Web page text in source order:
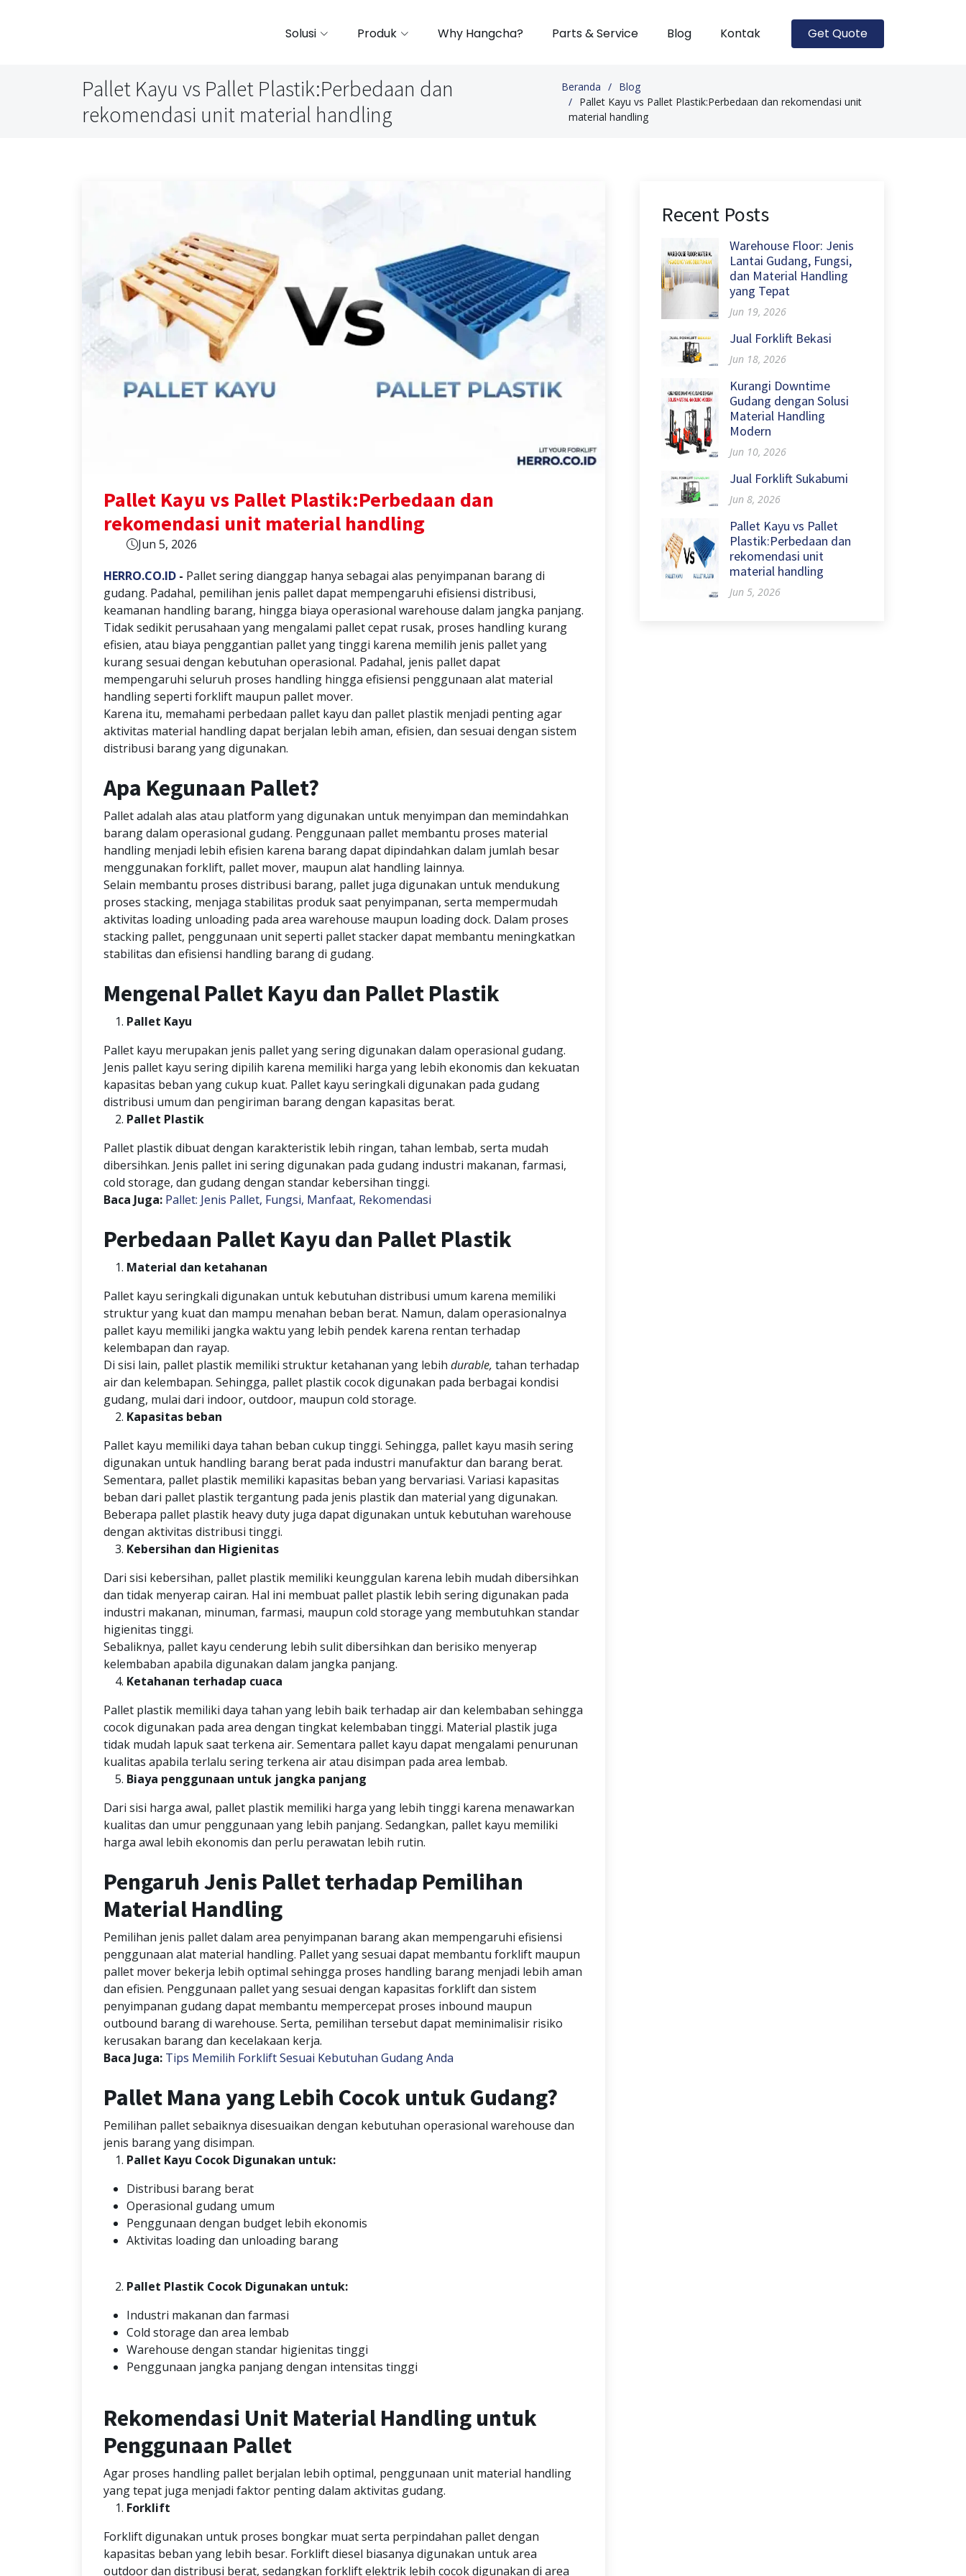
Solusi Produk Why Hangcha? Parts & Service Blog Kontak Get Quote
Pallet Kayu vs Pallet Plastik:Perbedaan dan
rekomendasi unit material handling
Beranda
Blog
Pallet Kayu vs Pallet Plastik:Perbedaan dan rekomendasi unit
material handling
Pallet Kayu vs Pallet Plastik:Perbedaan dan
rekomendasi unit material handling
Jun 5, 2026
HERRO.CO.ID - Pallet sering dianggap hanya sebagai alas penyimpanan barang di
gudang. Padahal, pemilihan jenis pallet dapat mempengaruhi efisiensi distribusi,
keamanan handling barang, hingga biaya operasional warehouse dalam jangka panjang.
Tidak sedikit perusahaan yang mengalami pallet cepat rusak, proses handling kurang
efisien, atau biaya penggantian pallet yang tinggi karena memilih jenis pallet yang
kurang sesuai dengan kebutuhan operasional. Padahal, jenis pallet dapat
mempengaruhi seluruh proses handling hingga efisiensi penggunaan alat material
handling seperti forklift maupun pallet mover.
Karena itu, memahami perbedaan pallet kayu dan pallet plastik menjadi penting agar
aktivitas material handling dapat berjalan lebih aman, efisien, dan sesuai dengan sistem
distribusi barang yang digunakan.
Apa Kegunaan Pallet?
Pallet adalah alas atau platform yang digunakan untuk menyimpan dan memindahkan
barang dalam operasional gudang. Penggunaan pallet membantu proses material
handling menjadi lebih efisien karena barang dapat dipindahkan dalam jumlah besar
menggunakan forklift, pallet mover, maupun alat handling lainnya.
Selain membantu proses distribusi barang, pallet juga digunakan untuk mendukung
proses stacking, menjaga stabilitas produk saat penyimpanan, serta mempermudah
aktivitas loading unloading pada area warehouse maupun loading dock. Dalam proses
stacking pallet, penggunaan unit seperti pallet stacker dapat membantu meningkatkan
stabilitas dan efisiensi handling barang di gudang.
Mengenal Pallet Kayu dan Pallet Plastik
Pallet Kayu
Pallet kayu merupakan jenis pallet yang sering digunakan dalam operasional gudang.
Jenis pallet kayu sering dipilih karena memiliki harga yang lebih ekonomis dan kekuatan
kapasitas beban yang cukup kuat. Pallet kayu seringkali digunakan pada gudang
distribusi umum dan pengiriman barang dengan kapasitas berat.
Pallet Plastik
Pallet plastik dibuat dengan karakteristik lebih ringan, tahan lembab, serta mudah
dibersihkan. Jenis pallet ini sering digunakan pada gudang industri makanan, farmasi,
cold storage, dan gudang dengan standar kebersihan tinggi.
Baca Juga: Pallet: Jenis Pallet, Fungsi, Manfaat, Rekomendasi
Perbedaan Pallet Kayu dan Pallet Plastik
Material dan ketahanan
Pallet kayu seringkali digunakan untuk kebutuhan distribusi umum karena memiliki
struktur yang kuat dan mampu menahan beban berat. Namun, dalam operasionalnya
pallet kayu memiliki jangka waktu yang lebih pendek karena rentan terhadap
kelembapan dan rayap.
Di sisi lain, pallet plastik memiliki struktur ketahanan yang lebih durable, tahan terhadap
air dan kelembapan. Sehingga, pallet plastik cocok digunakan pada berbagai kondisi
gudang, mulai dari indoor, outdoor, maupun cold storage.
Kapasitas beban
Pallet kayu memiliki daya tahan beban cukup tinggi. Sehingga, pallet kayu masih sering
digunakan untuk handling barang berat pada industri manufaktur dan barang berat.
Sementara, pallet plastik memiliki kapasitas beban yang bervariasi. Variasi kapasitas
beban dari pallet plastik tergantung pada jenis plastik dan material yang digunakan.
Beberapa pallet plastik heavy duty juga dapat digunakan untuk kebutuhan warehouse
dengan aktivitas distribusi tinggi.
Kebersihan dan Higienitas
Dari sisi kebersihan, pallet plastik memiliki keunggulan karena lebih mudah dibersihkan
dan tidak menyerap cairan. Hal ini membuat pallet plastik lebih sering digunakan pada
industri makanan, minuman, farmasi, maupun cold storage yang membutuhkan standar
higienitas tinggi.
Sebaliknya, pallet kayu cenderung lebih sulit dibersihkan dan berisiko menyerap
kelembaban apabila digunakan dalam jangka panjang.
Ketahanan terhadap cuaca
Pallet plastik memiliki daya tahan yang lebih baik terhadap air dan kelembaban sehingga
cocok digunakan pada area dengan tingkat kelembaban tinggi. Material plastik juga
tidak mudah lapuk saat terkena air. Sementara pallet kayu dapat mengalami penurunan
kualitas apabila terlalu sering terkena air atau disimpan pada area lembab.
Biaya penggunaan untuk jangka panjang
Dari sisi harga awal, pallet plastik memiliki harga yang lebih tinggi karena menawarkan
kualitas dan umur penggunaan yang lebih panjang. Sedangkan, pallet kayu memiliki
harga awal lebih ekonomis dan perlu perawatan lebih rutin.
Pengaruh Jenis Pallet terhadap Pemilihan
Material Handling
Pemilihan jenis pallet dalam area penyimpanan barang akan mempengaruhi efisiensi
penggunaan alat material handling. Pallet yang sesuai dapat membantu forklift maupun
pallet mover bekerja lebih optimal sehingga proses handling barang menjadi lebih aman
dan efisien. Penggunaan pallet yang sesuai dengan kapasitas forklift dan sistem
penyimpanan gudang dapat membantu mempercepat proses inbound maupun
outbound barang di warehouse. Serta, pemilihan tersebut dapat meminimalisir risiko
kerusakan barang dan kecelakaan kerja.
Baca Juga: Tips Memilih Forklift Sesuai Kebutuhan Gudang Anda
Pallet Mana yang Lebih Cocok untuk Gudang?
Pemilihan pallet sebaiknya disesuaikan dengan kebutuhan operasional warehouse dan
jenis barang yang disimpan.
Pallet Kayu Cocok Digunakan untuk:
Distribusi barang berat
Operasional gudang umum
Penggunaan dengan budget lebih ekonomis
Aktivitas loading dan unloading barang
Pallet Plastik Cocok Digunakan untuk:
Industri makanan dan farmasi
Cold storage dan area lembab
Warehouse dengan standar higienitas tinggi
Penggunaan jangka panjang dengan intensitas tinggi
Rekomendasi Unit Material Handling untuk
Penggunaan Pallet
Agar proses handling pallet berjalan lebih optimal, penggunaan unit material handling
yang tepat juga menjadi faktor penting dalam aktivitas gudang.
Forklift
Forklift digunakan untuk proses bongkar muat serta perpindahan pallet dengan
kapasitas beban yang lebih besar. Forklift diesel biasanya digunakan untuk area
outdoor dan distribusi berat, sedangkan forklift elektrik lebih cocok digunakan di area
Recent Posts
Warehouse Floor: Jenis
Lantai Gudang, Fungsi,
dan Material Handling
yang Tepat
Jun 19, 2026
Jual Forklift Bekasi
Jun 18, 2026
Kurangi Downtime
Gudang dengan Solusi
Material Handling
Modern
Jun 10, 2026
Jual Forklift Sukabumi
Jun 8, 2026
Pallet Kayu vs Pallet
Plastik:Perbedaan dan
rekomendasi unit
material handling
Jun 5, 2026